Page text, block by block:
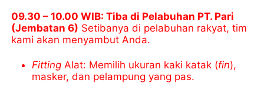
09.30 – 10.00 WIB: Tiba di Pelabuhan PT. Pari
(Jembatan 6) Setibanya di pelabuhan rakyat, tim
kami akan menyambut Anda.
Fitting Alat: Memilih ukuran kaki katak (fin),
masker, dan pelampung yang pas.